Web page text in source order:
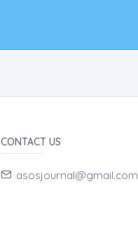
CONTACT US
asosjournal@gmail.com